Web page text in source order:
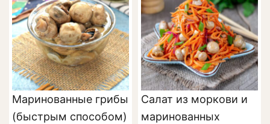
Маринованные грибы
(быстрым способом)
Салат из моркови и
маринованных